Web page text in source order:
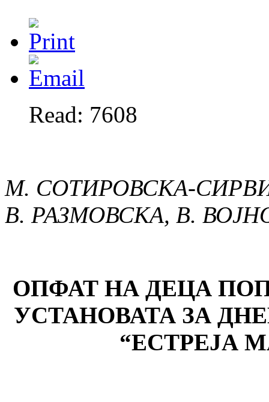
Read: 7608
М. СОТИРОВСКА-
В. РАЗМОВСКА, В.
ОПФАТ НА ДЕЦА
УСТАНОВАТА ЗА
“ЕСТРЕЈА